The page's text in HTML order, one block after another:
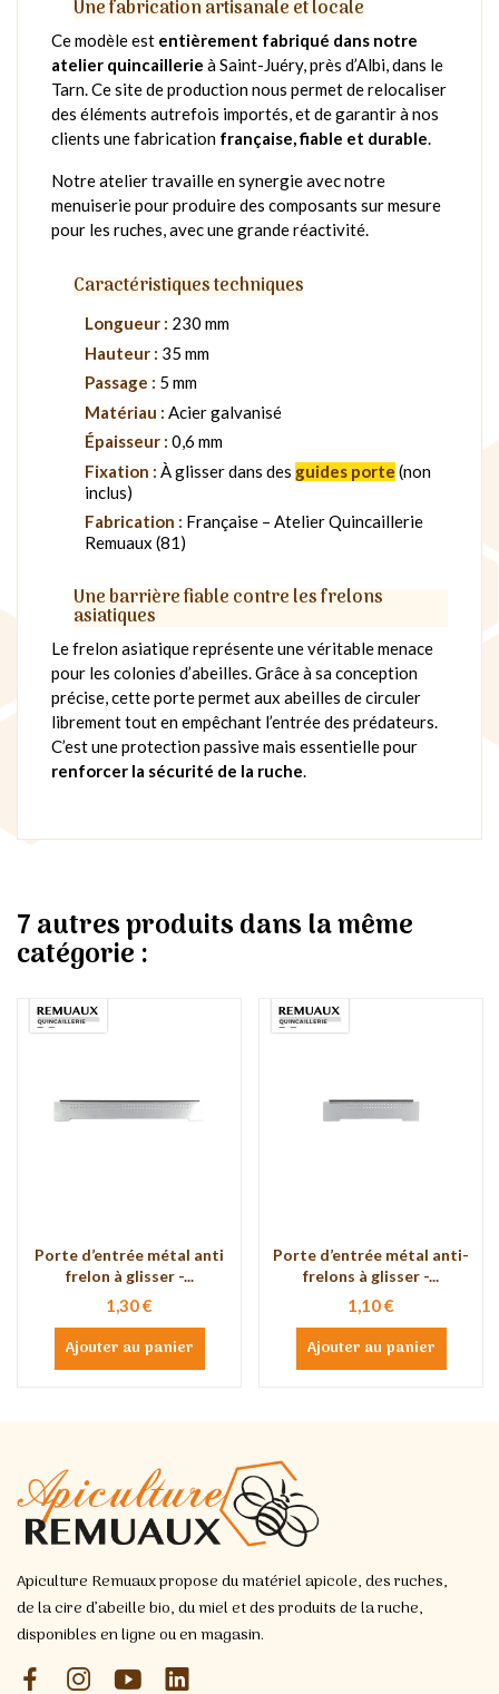
Une fabrication artisanale et locale
Ce modèle est entièrement fabriqué dans notre
atelier quincaillerie à Saint-Juéry, près d’Albi, dans le
Tarn. Ce site de production nous permet de relocaliser
des éléments autrefois importés, et de garantir à nos
clients une fabrication française, fiable et durable.
Notre atelier travaille en synergie avec notre
menuiserie pour produire des composants sur mesure
pour les ruches, avec une grande réactivité.
Caractéristiques techniques
Longueur : 230 mm
Hauteur : 35 mm
Passage : 5 mm
Matériau : Acier galvanisé
Épaisseur : 0,6 mm
Fixation : À glisser dans des guides porte (non
inclus)
Fabrication : Française – Atelier Quincaillerie
Remuaux (81)
Une barrière fiable contre les frelons
asiatiques
Le frelon asiatique représente une véritable menace
pour les colonies d’abeilles. Grâce à sa conception
précise, cette porte permet aux abeilles de circuler
librement tout en empêchant l’entrée des prédateurs.
C’est une protection passive mais essentielle pour
renforcer la sécurité de la ruche.
7 autres produits dans la même
catégorie :
Porte d’entrée métal anti
frelon à glisser -...
1,30 €
Ajouter au panier
Porte d’entrée métal anti-
frelons à glisser -...
1,10 €
Ajouter au panier
Apiculture Remuaux propose du matériel apicole, des ruches,
de la cire d’abeille bio, du miel et des produits de la ruche,
disponibles en ligne ou en magasin.